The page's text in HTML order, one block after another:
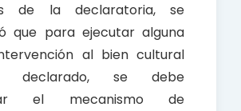
de la declaratoria, se
que para ejecutar alguna
al bien cultural
declarado, se debe
el mecanismo de